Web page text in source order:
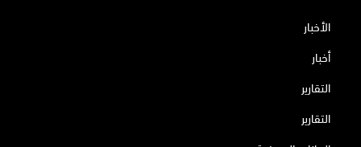
الأخبار
أخبار
التقارير
التقارير